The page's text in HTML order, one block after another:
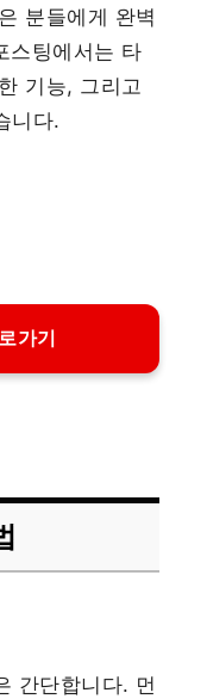
분들에게 완벽
스팅에서는 타
기능, 그리고
니다.
가기
간단합니다. 먼